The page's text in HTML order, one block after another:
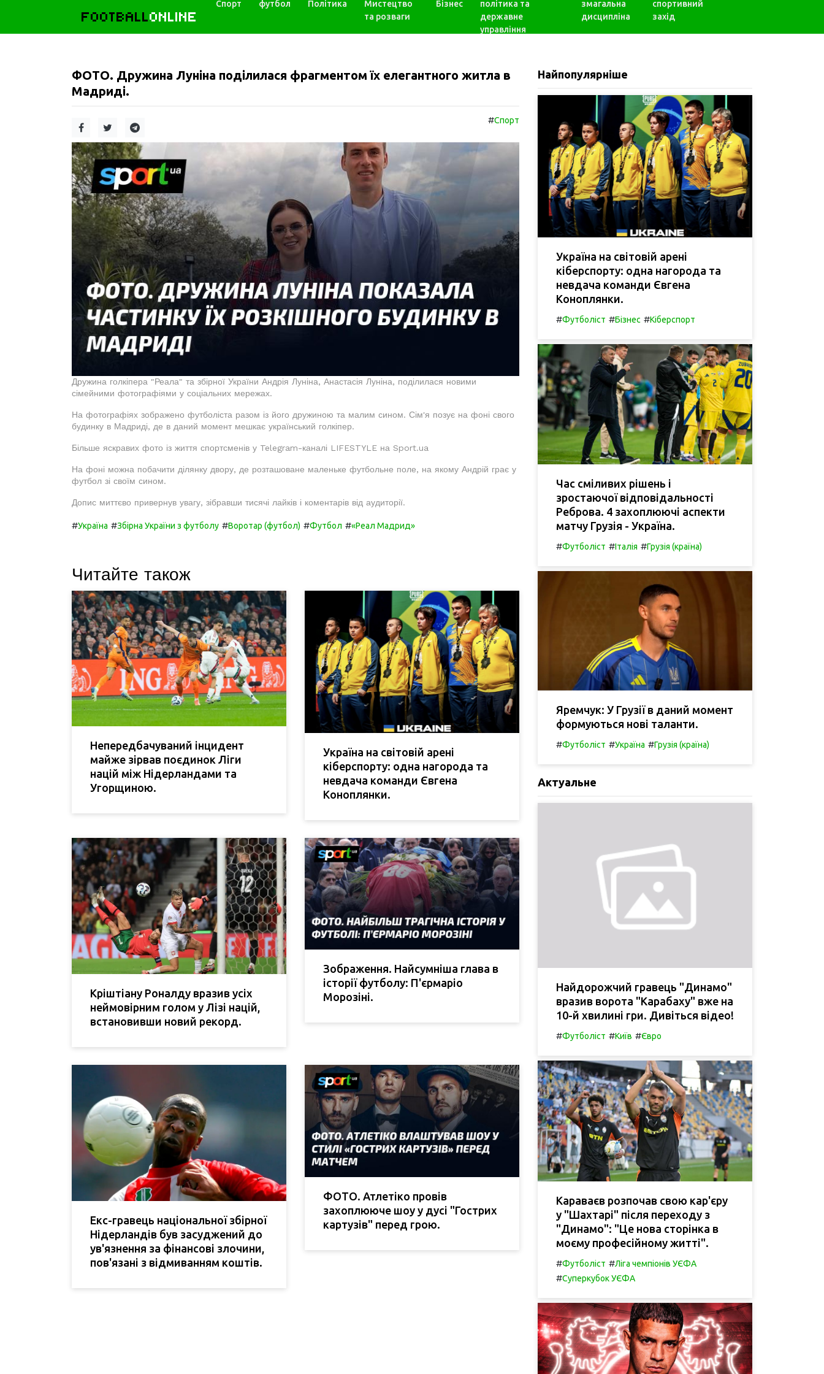
FOOTBALLONLINE
Спорт футбол Політика
Мистецтво
та розваги
Бізнес
політика та
державне
управління
змагальна
дисципліна
спортивний
захід
ФОТО. Дружина Луніна поділилася фрагментом їх елегантного житла в
Мадриді.
#Спорт
Дружина голкіпера "Реала" та збірної України Андрія Луніна, Анастасія Луніна, поділилася новими
сімейними фотографіями у соціальних мережах.
На фотографіях зображено футболіста разом із його дружиною та малим сином. Сім'я позує на фоні свого
будинку в Мадриді, де в даний момент мешкає український голкіпер.
Більше яскравих фото із життя спортсменів у Telegram-каналі LIFESTYLE на Sport.ua
На фоні можна побачити ділянку двору, де розташоване маленьке футбольне поле, на якому Андрій грає у
футбол зі своїм сином.
Допис миттєво привернув увагу, зібравши тисячі лайків і коментарів від аудиторії.
#Україна #Збірна України з футболу #Воротар (футбол) #Футбол #«Реал Мадрид»
Читайте також
Непередбачуваний інцидент
майже зірвав поєдинок Ліги
націй між Нідерландами та
Угорщиною.
Україна на світовій арені
кіберспорту: одна нагорода та
невдача команди Євгена
Коноплянки.
Кріштіану Роналду вразив усіх
неймовірним голом у Лізі націй,
встановивши новий рекорд.
Зображення. Найсумніша глава в
історії футболу: П'єрмаріо
Морозіні.
Екс-гравець національної збірної
Нідерландів був засуджений до
ув'язнення за фінансові злочини,
пов'язані з відмиванням коштів.
ФОТО. Атлетіко провів
захоплююче шоу у дусі "Гострих
картузів" перед грою.
Найпопулярніше
Україна на світовій арені
кіберспорту: одна нагорода та
невдача команди Євгена
Коноплянки.
#Футболіст #Бізнес #Кіберспорт
Час сміливих рішень і
зростаючої відповідальності
Реброва. 4 захоплюючі аспекти
матчу Грузія - Україна.
#Футболіст #Італія #Грузія (країна)
Яремчук: У Грузії в даний момент
формуються нові таланти.
#Футболіст #Україна #Грузія (країна)
Актуальне
Найдорожчий гравець "Динамо"
вразив ворота "Карабаху" вже на
10-й хвилині гри. Дивіться відео!
#Футболіст #Київ #Євро
Караваєв розпочав свою кар'єру
у "Шахтарі" після переходу з
"Динамо": "Це нова сторінка в
моєму професійному житті".
#Футболіст #Ліга чемпіонів УЄФА
#Суперкубок УЄФА